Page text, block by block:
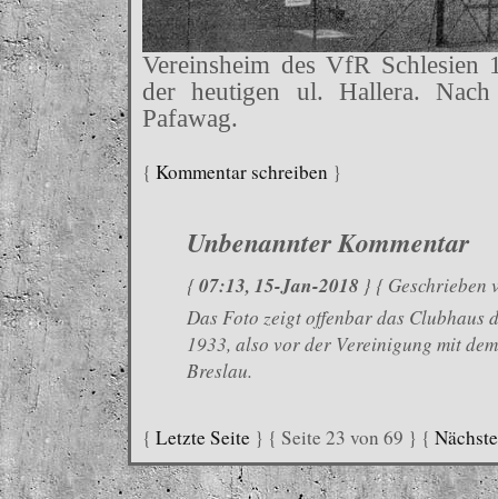
Vereinsheim des VfR Schlesien
der heutigen ul. Hallera.
Pafawag.
{ Kommentar schreiben }
Unbenannter Kommentar
{07:13, 15-Jan-2018 } { Geschrieben
Das Foto zeigt offenbar das Clubhaus
1933, also vor der Vereinigung mit
Breslau.
{ Letzte Seite } { Seite 23 von 69 } {